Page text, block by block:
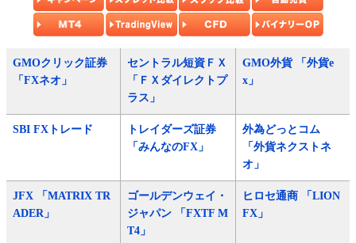
GMOクリック証券
「FXネオ」
セントラル短資ＦＸ
「ＦＸダイレクトプ
ラス」
GMO外貨 「外貨e
x」
SBI FXトレード
トレイダーズ証券
「みんなのFX」
外為どっとコム
「外貨ネクストネ
オ」
JFX 「MATRIX TR
ADER」
ゴールデンウェイ・
ジャパン 「FXTF M
T4」
ヒロセ通商 「LION
FX」